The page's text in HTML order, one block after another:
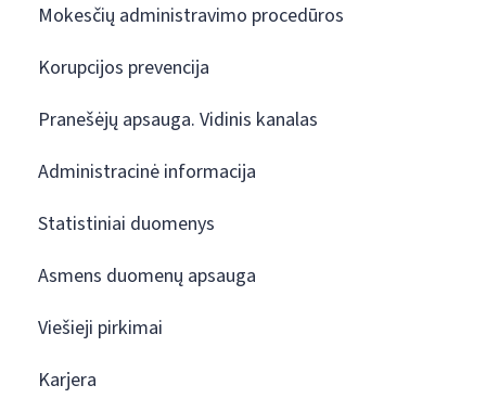
Mokesčių administravimo procedūros
Korupcijos prevencija
Pranešėjų apsauga. Vidinis kanalas
Administracinė informacija
Statistiniai duomenys
Asmens duomenų apsauga
Viešieji pirkimai
Karjera